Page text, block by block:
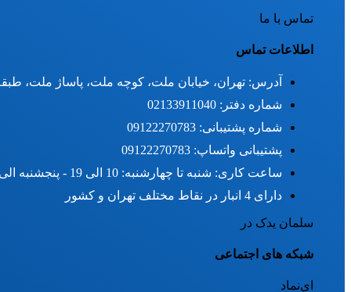
تماس با ما
اطلاعات تماس
آدرس: تهران، خیابان ملت، کوچه ملت، پاساژ ملت، طبقه
شماره دفتر: 02133911040
شماره پشتیبانی: 09122270783
پشتیبانی واتساپ: 09122270783
ساعت کاری: شنبه تا چهارشنبه: 10 الی 19 - پنجشنبه الی 15
دارای 4 انبار در نقاط مختلف تهران و کشور
سلمان یدک در
شبکه های اجتماعی
ای‌نماد